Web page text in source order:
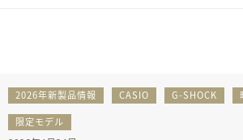
2026年新製品情報 CASIO G-SHOCK
限定モデル